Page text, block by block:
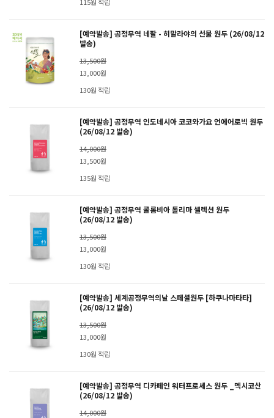
[예약발송] 공정무역 네팔 - 히말라야의 선물 원두 (26/08/12
발송)
13,500원
13,000원
130원 적립
[예약발송] 공정무역 인도네시아 코코와가요 언에어로빅 원두
(26/08/12 발송)
14,000원
13,500원
135원 적립
[예약발송] 공정무역 콜롬비아 톨리마 셀렉션 원두
(26/08/12 발송)
13,500원
13,000원
130원 적립
[예약발송] 세계공정무역의날 스페셜원두 [하쿠나마타타]
(26/08/12 발송)
13,500원
13,000원
130원 적립
[예약발송] 공정무역 디카페인 워터프로세스 원두 _멕시코산
(26/08/12 발송)
14,000원